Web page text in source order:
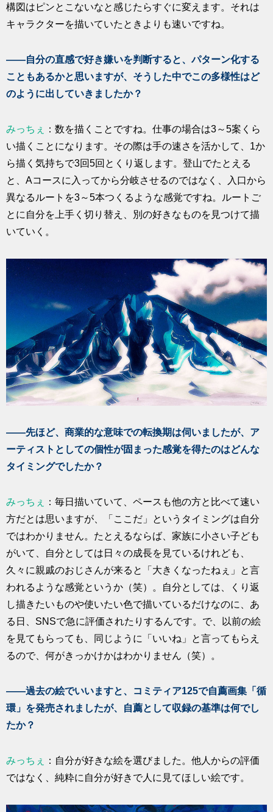
構図はピンとこないなと感じたらすぐに変えます。それは
キャラクターを描いていたときよりも速いですね。
――自分の直感で好き嫌いを判断すると、パターン化する
こともあるかと思いますが、そうした中でこの多様性はど
のように出していきましたか？
みっちぇ
：数を描くことですね。仕事の場合は3～5案くら
い描くことになります。その際は手の速さを活かして、1か
ら描く気持ちで3回5回とくり返します。登山でたとえる
と、Aコースに入ってから分岐させるのではなく、入口から
異なるルートを3～5本つくるような感覚ですね。ルートご
とに自分を上手く切り替え、別の好きなものを見つけて描
いていく。
――先ほど、商業的な意味での転換期は伺いましたが、ア
ーティストとしての個性が固まった感覚を得たのはどんな
タイミングでしたか？
みっちぇ
：毎日描いていて、ペースも他の方と比べて速い
方だとは思いますが、「ここだ」というタイミングは自分
ではわかりません。たとえるならば、家族に小さい子ども
がいて、自分としては日々の成長を見ているけれども、
久々に親戚のおじさんが来ると「大きくなったねぇ」と言
われるような感覚というか（笑）。自分としては、くり返
し描きたいものや使いたい色で描いているだけなのに、あ
る日、SNSで急に評価されたりするんです。で、以前の絵
を見てもらっても、同じように「いいね」と言ってもらえ
るので、何がきっかけかはわかりません（笑）。
――過去の絵でいいますと、コミティア125で自薦画集「循
環」を発売されましたが、自薦として収録の基準は何でし
たか？
みっちぇ
：自分が好きな絵を選びました。他人からの評価
ではなく、純粋に自分が好きで人に見てほしい絵です。